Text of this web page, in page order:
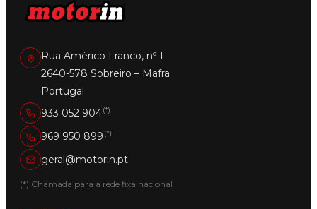
Rua Américo Franco, nº 1
2640-578 Sobreiro – Mafra
Portugal
933 052 904(*)
969 950 899 (*)
geral@motorin.pt
(*) Chamada para a rede fixa nacional